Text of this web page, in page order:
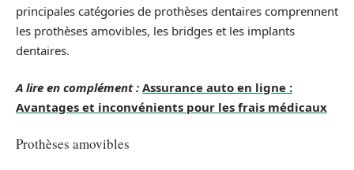
principales catégories de prothèses dentaires comprennent
les prothèses amovibles, les bridges et les implants
dentaires.
A lire en complément : Assurance auto en ligne :
Avantages et inconvénients pour les frais médicaux
Prothèses amovibles